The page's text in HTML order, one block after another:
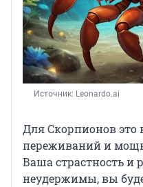
Источник: Leonardo.ai
Для Скорпионов это
переживаний и
Ваша страстность и
неудержимы, вы